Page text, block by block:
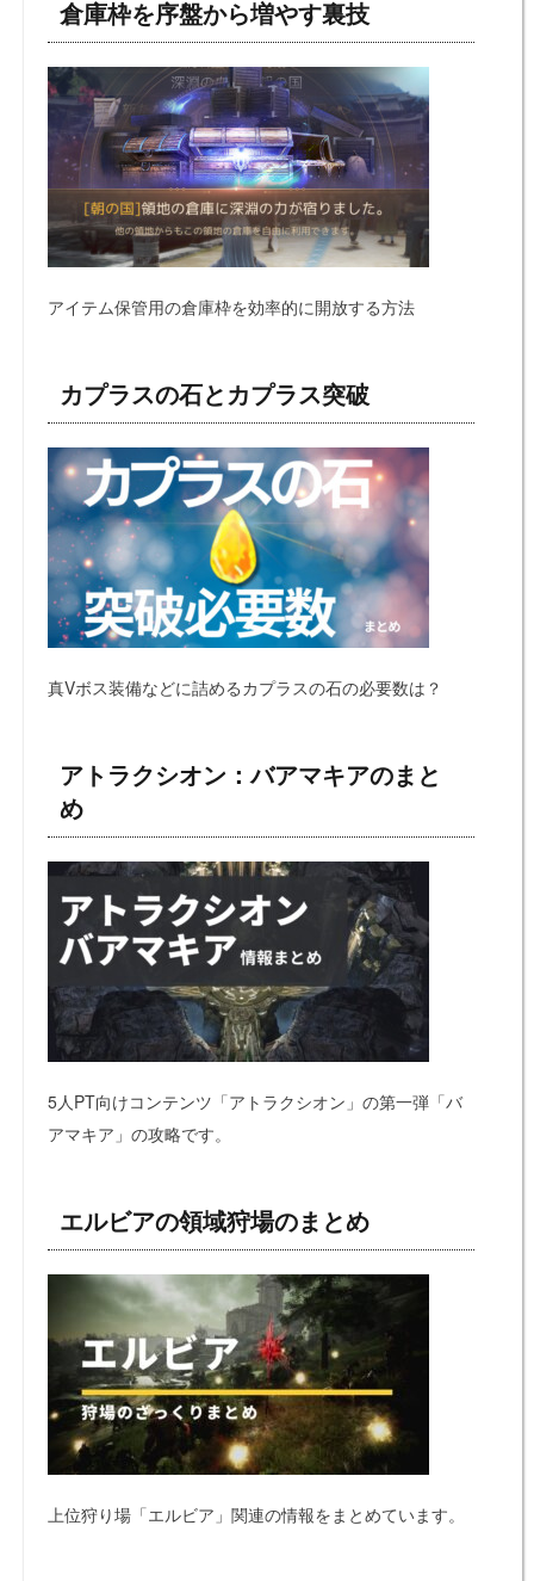
倉庫枠を序盤から増やす裏技
アイテム保管用の倉庫枠を効率的に開放する方法
カプラスの石とカプラス突破
真Vボス装備などに詰めるカプラスの石の必要数は？
アトラクシオン：バアマキアのまと
め
5人PT向けコンテンツ「アトラクシオン」の第一弾「バ
アマキア」の攻略です。
エルビアの領域狩場のまとめ
上位狩り場「エルビア」関連の情報をまとめています。